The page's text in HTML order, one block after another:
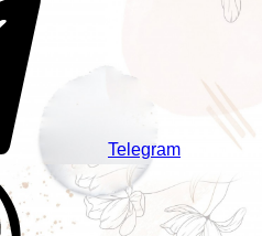
Telegram